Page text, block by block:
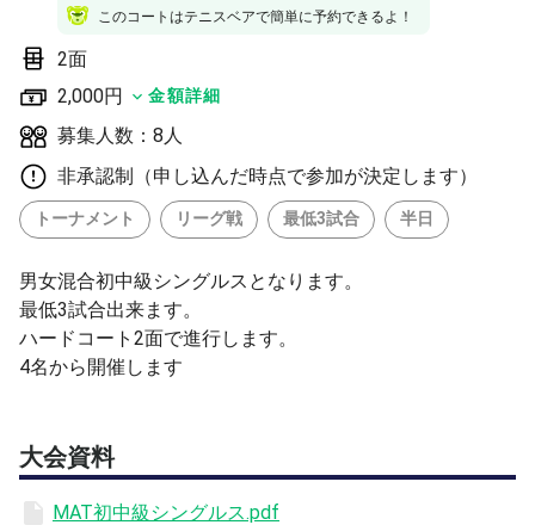
このコートはテニスベアで簡単に予約できるよ！
2面
2,000円
金額詳細
募集人数：8人
非承認制（申し込んだ時点で参加が決定します）
トーナメント リーグ戦 最低3試合 半日
男女混合初中級シングルスとなります。
最低3試合出来ます。
ハードコート2面で進行します。
4名から開催します
大会資料
MAT初中級シングルス.pdf